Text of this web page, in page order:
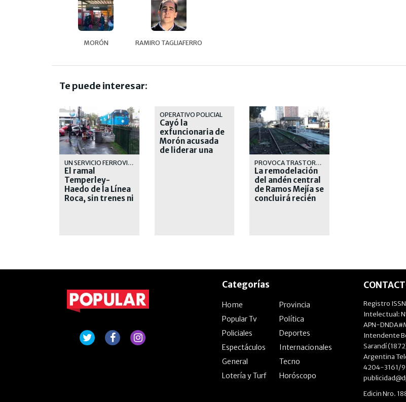
MORÓN RAMIRO TAGLIAFERRO
Te puede interesar:
UN SERVICIO FERROVIARIO QUE CADA DIA SE DEGRADA MAS
El ramal
Temperley-
Haedo de la Línea
Roca, sin trenes ni
OPERATIVO POLICIAL
Cayó la
exfuncionaria de
Morón acusada
de liderar una
PROVOCA TRASTORNOS A LOS PASAJEROS Y AL SERVICIO DE LA LINEA SARMIENTO
La remodelación
del andén central
de Ramos Mejía se
concluirá recién
Categorías
Home
Provincia
Popular Tv
Política
Policiales
Deportes
Espectáculos
Internacionales
General
Tecno
Lotería y Turf
Horóscopo
Registro
Intelectual:
APN-
Intendente
Sarandí
Argentina
4204-3161/
Edicin Nro.